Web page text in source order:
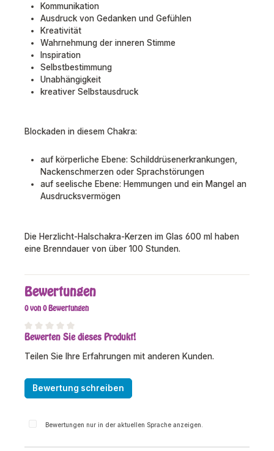
Kommunikation
Ausdruck von Gedanken und Gefühlen
Kreativität
Wahrnehmung der inneren Stimme
Inspiration
Selbstbestimmung
Unabhängigkeit
kreativer Selbstausdruck
Blockaden in diesem Chakra:
auf körperliche Ebene: Schilddrüsenerkrankungen,
Nackenschmerzen oder Sprachstörungen
auf seelische Ebene: Hemmungen und ein Mangel an
Ausdrucksvermögen
Die Herzlicht-Halschakra-Kerzen im Glas 600 ml haben
eine Brenndauer von über 100 Stunden.
Bewertungen
0 von 0 Bewertungen
Durchschnittliche Bewertung von 0 von 5 Sternen
Bewerten Sie dieses Produkt!
Teilen Sie Ihre Erfahrungen mit anderen Kunden.
Bewertung schreiben
Bewertungen nur in der aktuellen Sprache anzeigen.